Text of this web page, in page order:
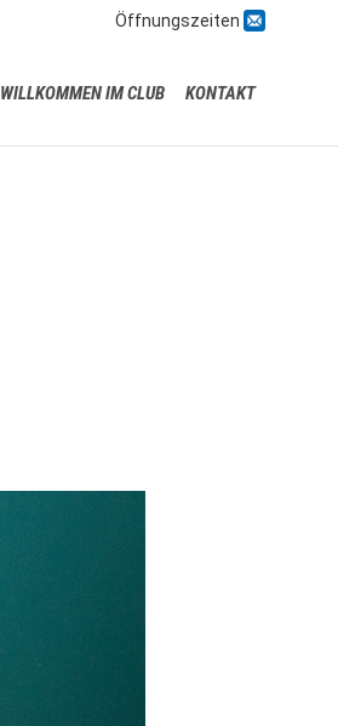
Öffnungszeiten 
WILLKOMMEN IM CLUB KONTAKT